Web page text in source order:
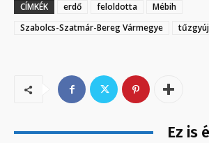
CÍMKÉK erdő feloldotta
Mébih
Szabolcs-Szatmár-Bereg Vármegye
Ez is